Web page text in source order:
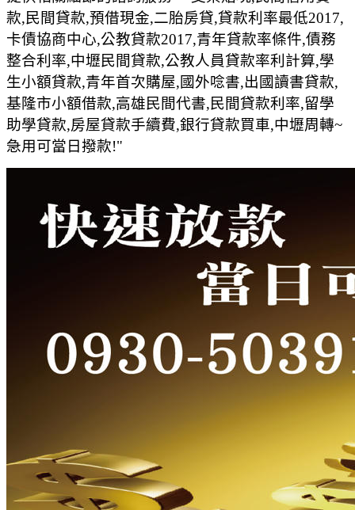
款,民間貸款,預借現金,二胎房貸,貸款利率最低2017,
卡債協商中心,公教貸款2017,青年貸款率條件,債務
整合利率,中壢民間貸款,公教人員貸款率利計算,學
生小額貸款,青年首次購屋,國外唸書,出國讀書貸款,
基隆市小額借款,高雄民間代書,民間貸款利率,留學
助學貸款,房屋貸款手續費,銀行貸款買車,中壢周轉~
急用可當日撥款!"